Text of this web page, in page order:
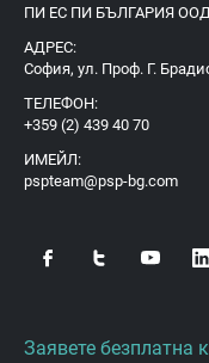
ПИ ЕС ПИ БЪЛГАРИЯ ООД
АДРЕС:
София, ул. Проф. Г.
ТЕЛЕФОН:
+359 (2) 439 40 70
ИМЕЙЛ:
pspteam@psp-bg.com
Заявете безплатна